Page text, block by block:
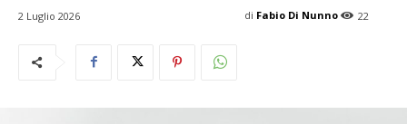
2 Luglio 2026 22
di Fabio Di Nunno